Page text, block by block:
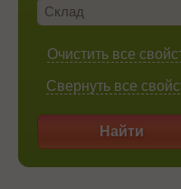
Склад
Очистить все
Свернуть все
Найти